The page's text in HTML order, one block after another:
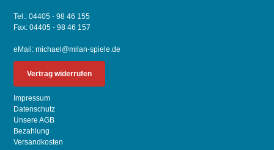
Tel.: 04405 - 98 46 155
Fax: 04405 - 98 46 157
eMail:michael@milan-spiele.de
Vertrag widerrufen
Impressum
Datenschutz
Unsere AGB
Bezahlung
Versandkosten